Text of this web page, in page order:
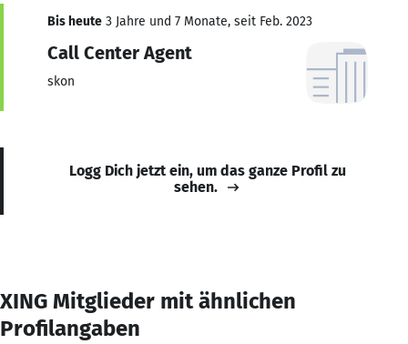
Bis heute 3 Jahre und 7 Monate, seit Feb. 2023
Call Center Agent
skon
Logg Dich jetzt ein, um das ganze Profil zu
sehen.
XING Mitglieder mit ähnlichen
Profilangaben